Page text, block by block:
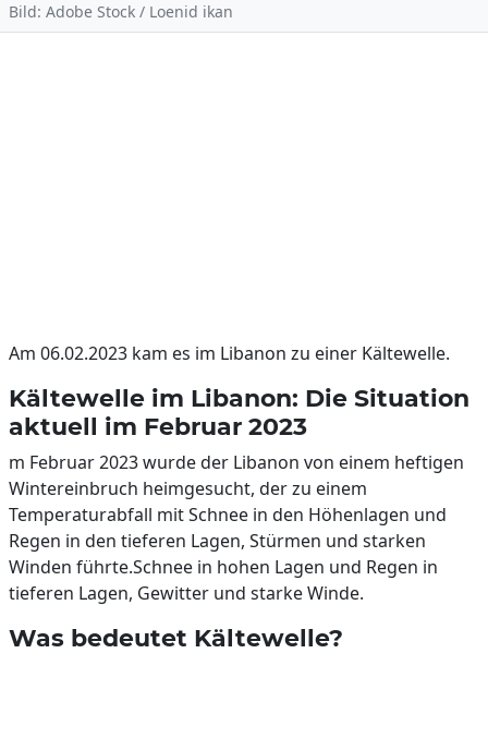
Bild: Adobe Stock / Loenid ikan
Am 06.02.2023 kam es im Libanon zu einer Kältewelle.
Kältewelle im Libanon: Die Situation
aktuell im Februar 2023
m Februar 2023 wurde der Libanon von einem heftigen
Wintereinbruch heimgesucht, der zu einem
Temperaturabfall mit Schnee in den Höhenlagen und
Regen in den tieferen Lagen, Stürmen und starken
Winden führte.Schnee in hohen Lagen und Regen in
tieferen Lagen, Gewitter und starke Winde.
Was bedeutet Kältewelle?